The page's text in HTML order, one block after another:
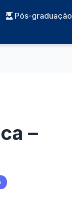
Pós-graduação
–